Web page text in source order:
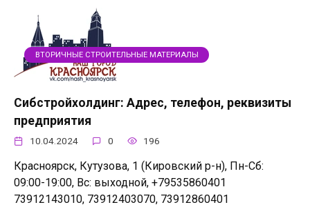
ВТОРИЧНЫЕ СТРОИТЕЛЬНЫЕ МАТЕРИАЛЫ
Сибстройхолдинг: Адрес, телефон, реквизиты
предприятия
10.04.2024 0 196
Красноярск, Кутузова, 1 (Кировский р-н), Пн-Сб:
09:00-19:00, Вс: выходной, +79535860401
73912143010, 73912403070, 73912860401